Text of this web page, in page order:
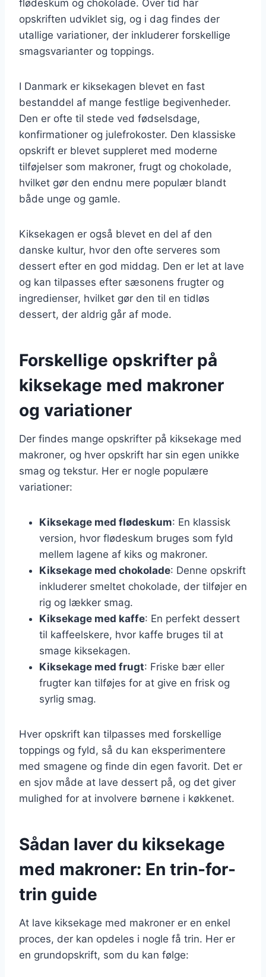
flødeskum og chokolade. Over tid har
opskriften udviklet sig, og i dag findes der
utallige variationer, der inkluderer forskellige
smagsvarianter og toppings.
I Danmark er kiksekagen blevet en fast
bestanddel af mange festlige begivenheder.
Den er ofte til stede ved fødselsdage,
konfirmationer og julefrokoster. Den klassiske
opskrift er blevet suppleret med moderne
tilføjelser som makroner, frugt og chokolade,
hvilket gør den endnu mere populær blandt
både unge og gamle.
Kiksekagen er også blevet en del af den
danske kultur, hvor den ofte serveres som
dessert efter en god middag. Den er let at lave
og kan tilpasses efter sæsonens frugter og
ingredienser, hvilket gør den til en tidløs
dessert, der aldrig går af mode.
Forskellige opskrifter på
kiksekage med makroner
og variationer
Der findes mange opskrifter på kiksekage med
makroner, og hver opskrift har sin egen unikke
smag og tekstur. Her er nogle populære
variationer:
Kiksekage med flødeskum: En klassisk
version, hvor flødeskum bruges som fyld
mellem lagene af kiks og makroner.
Kiksekage med chokolade: Denne opskrift
inkluderer smeltet chokolade, der tilføjer en
rig og lækker smag.
Kiksekage med kaffe: En perfekt dessert
til kaffeelskere, hvor kaffe bruges til at
smage kiksekagen.
Kiksekage med frugt: Friske bær eller
frugter kan tilføjes for at give en frisk og
syrlig smag.
Hver opskrift kan tilpasses med forskellige
toppings og fyld, så du kan eksperimentere
med smagene og finde din egen favorit. Det er
en sjov måde at lave dessert på, og det giver
mulighed for at involvere børnene i køkkenet.
Sådan laver du kiksekage
med makroner: En trin-for-
trin guide
At lave kiksekage med makroner er en enkel
proces, der kan opdeles i nogle få trin. Her er
en grundopskrift, som du kan følge: